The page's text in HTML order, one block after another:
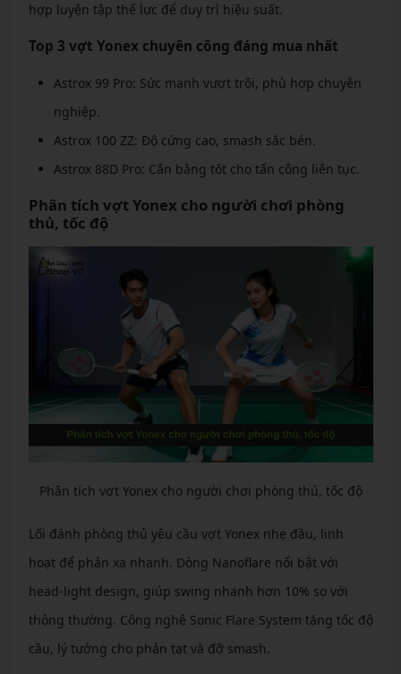
hợp luyện tập thể lực để duy trì hiệu suất.
Top 3 vợt Yonex chuyên công đáng mua nhất
Astrox 99 Pro: Sức mạnh vượt trội, phù hợp chuyên
nghiệp.
Astrox 100 ZZ: Độ cứng cao, smash sắc bén.
Astrox 88D Pro: Cân bằng tốt cho tấn công liên tục.
Phân tích vợt Yonex cho người chơi phòng
thủ, tốc độ
Phân tích vợt Yonex cho người chơi phòng thủ, tốc độ
Lối đánh phòng thủ yêu cầu vợt Yonex nhẹ đầu, linh
hoạt để phản xạ nhanh. Dòng Nanoflare nổi bật với
head-light design, giúp swing nhanh hơn 10% so với
thông thường. Công nghệ Sonic Flare System tăng tốc độ
cầu, lý tưởng cho phản tạt và đỡ smash.